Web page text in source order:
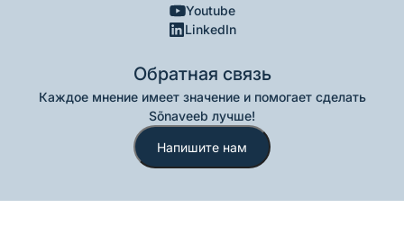
Youtube
LinkedIn
Обратная связь
Каждое мнение имеет значение и помогает сделать
Sõnaveeb лучше!
Напишите нам